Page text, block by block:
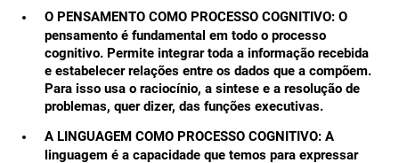
O PENSAMENTO COMO PROCESSO COGNITIVO: O
pensamento é fundamental em todo o processo
cognitivo. Permite integrar toda a informação recebida
e estabelecer relações entre os dados que a compõem.
Para isso usa o raciocínio, a sintese e a resolução de
problemas, quer dizer, das funções executivas.
A LINGUAGEM COMO PROCESSO COGNITIVO: A
linguagem é a capacidade que temos para expressar